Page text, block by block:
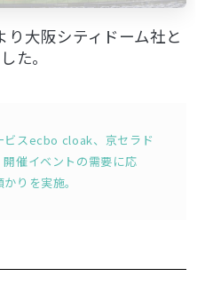
大阪シティドーム社と
た。
ビスecbo cloak、京セラド
催イベントの需要に応
りを実施。